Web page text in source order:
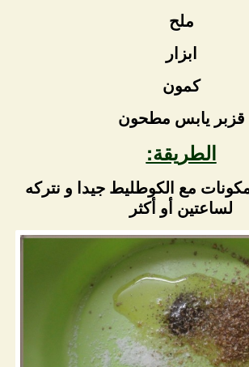
ملح
ابزار
كمون
قزبر يابس مطحون
الطريقة:
مع الكوطليط جيدا و نتركه
لساعتين أو أكثر